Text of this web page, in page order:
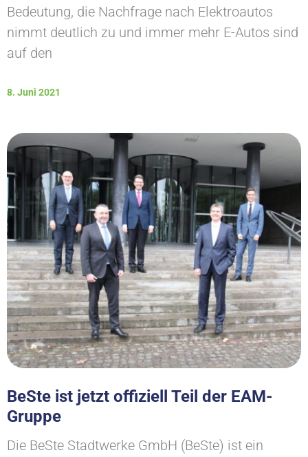
Bedeutung, die Nachfrage nach Elektroautos
nimmt deutlich zu und immer mehr E-Autos sind
auf den
8. Juni 2021
BeSte ist jetzt offiziell Teil der EAM-
Gruppe
Die BeSte Stadtwerke GmbH (BeSte) ist ein